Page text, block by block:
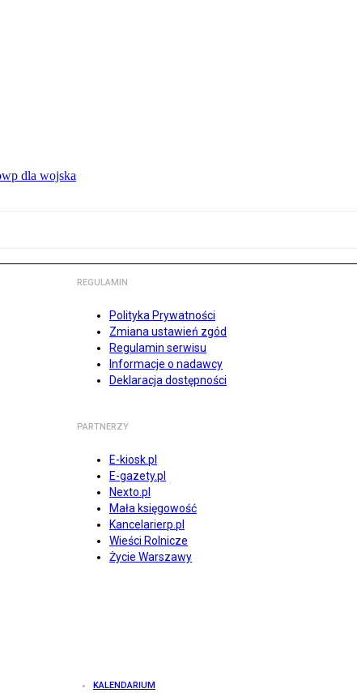
dla wojska
REGULAMIN
Polityka Prywatności
Zmiana ustawień zgód
Regulamin serwisu
Informacje o nadawcy
Deklaracja dostępności
PARTNERZY
E-kiosk.pl
E-gazety.pl
Nexto.pl
Mała księgowość
Kancelarierp.pl
Wieści Rolnicze
Życie Warszawy
KALENDARIUM